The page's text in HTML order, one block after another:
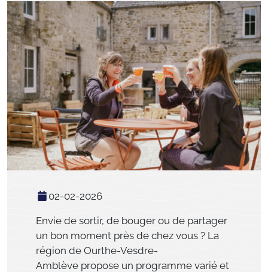
02-02-2026
Envie de sortir, de bouger ou de partager
un bon moment près de chez vous ? La
région de Ourthe-Vesdre-
Amblève propose un programme varié et